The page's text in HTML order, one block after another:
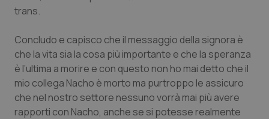
Friuli Venezia Giulia
Lazio
Liguria
Lombardia
Dermatite Atopica
Diabete & glucometri
Disturbi dell’umore
Dolore
trans.
Concludo e capisco che il messaggio della signora è
che la vita sia la cosa più importante e che la speranza
è l’ultima a morire e con questo non ho mai detto che il
mio collega Nacho è morto ma purtroppo le assicuro
che nel nostro settore nessuno vorrà mai più avere
rapporti con Nacho, anche se si potesse realmente